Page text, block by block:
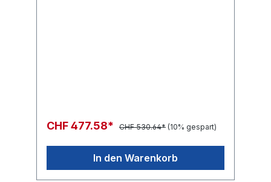
CHF 477.58* CHF 530.64* (10% gespart)
In den Warenkorb